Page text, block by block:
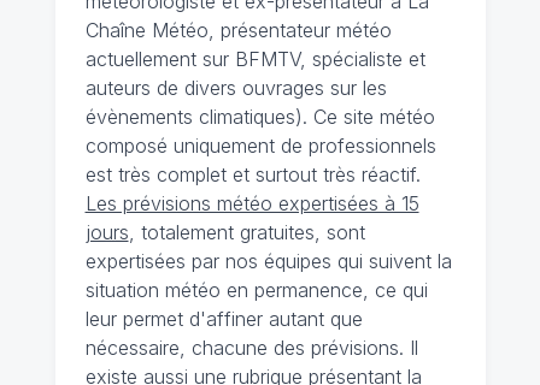
Chaîne Météo, présentateur météo
actuellement sur BFMTV, spécialiste et
auteurs de divers ouvrages sur les
évènements climatiques). Ce site météo
composé uniquement de professionnels
est très complet et surtout très réactif.
Les prévisions météo expertisées à 15
jours , totalement gratuites, sont
expertisées par nos équipes qui suivent la
situation météo en permanence, ce qui
leur permet d'affiner autant que
nécessaire, chacune des prévisions. Il
existe aussi une rubrique présentant la